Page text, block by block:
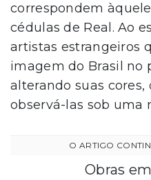
correspondem
cédulas de Real. Ao
artistas estrangeiros
imagem do Brasil no
alterando suas cores,
observá-las sob uma
Obras